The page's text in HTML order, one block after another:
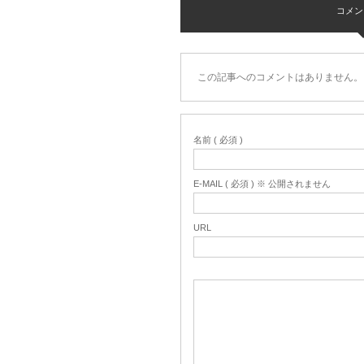
コメ
この記事へのコメントはありません。
名前 ( 必須 )
E-MAIL ( 必須 ) ※ 公開されません
URL